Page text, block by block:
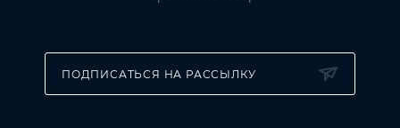
ПОДПИСАТЬСЯ НА РАССЫЛКУ